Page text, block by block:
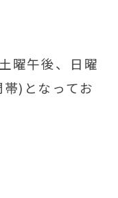
曜午後、日曜
)となってお